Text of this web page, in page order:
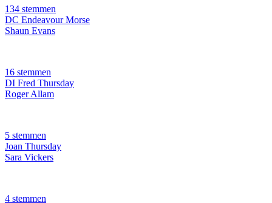
134 stemmen
DC Endeavour Morse
Shaun Evans
16 stemmen
DI Fred Thursday
Roger Allam
5 stemmen
Joan Thursday
Sara Vickers
4 stemmen